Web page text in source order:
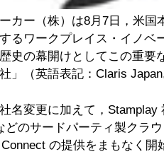
カー（株）は8月7日，米
るワークプレイス・イノベ
史の幕開けとしてこの重要
」（英語表記：Claris
名変更に加えて，
どのサードパーティ製クラ
の提供をまもなく